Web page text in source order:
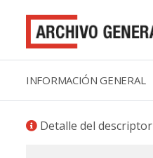
INFORMACIÓN GENERAL
Detalle del descriptor